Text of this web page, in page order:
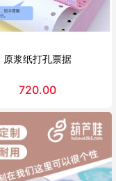
原浆纸打孔票据
720.00